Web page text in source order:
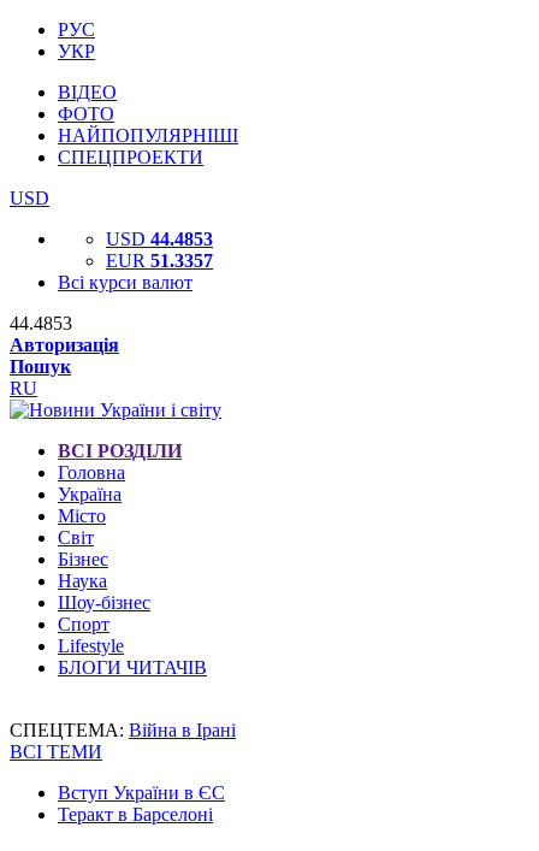
РУС
УКР
ВІДЕО
ФОТО
НАЙПОПУЛЯРНІШІ
СПЕЦПРОЕКТИ
USD
USD 44.4853
EUR 51.3357
Всі курси валют
44.4853
Авторизація
Пошук
RU
ВСІ РОЗДІЛИ
Головна
Україна
Місто
Світ
Бізнес
Наука
Шоу-бізнес
Спорт
Lifestyle
БЛОГИ ЧИТАЧІВ
СПЕЦТЕМА: Війна в Ірані
ВСІ ТЕМИ
Вступ України в ЄС
Теракт в Барселоні